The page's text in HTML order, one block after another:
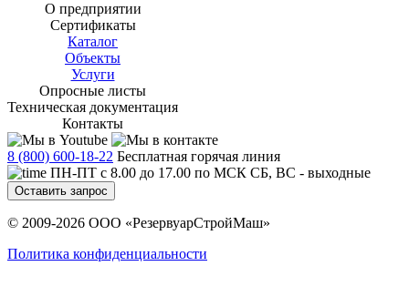
О предприятии
Сертификаты
Каталог
Объекты
Услуги
Опросные листы
Техническая документация
Контакты
8 (800) 600-18-22 Бесплатная горячая линия
ПН-ПТ с 8.00 до 17.00 по МСК СБ, ВС - выходные
Оставить запрос
© 2009-2026 ООО «РезервуарСтройМаш»
Политика конфиденциальности